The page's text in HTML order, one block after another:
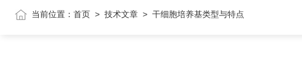
当前位置： 首页 > 技术文章 > 干细胞培养基类型与特点